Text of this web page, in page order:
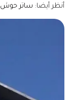
أنظر أيضا: ساتر حوش